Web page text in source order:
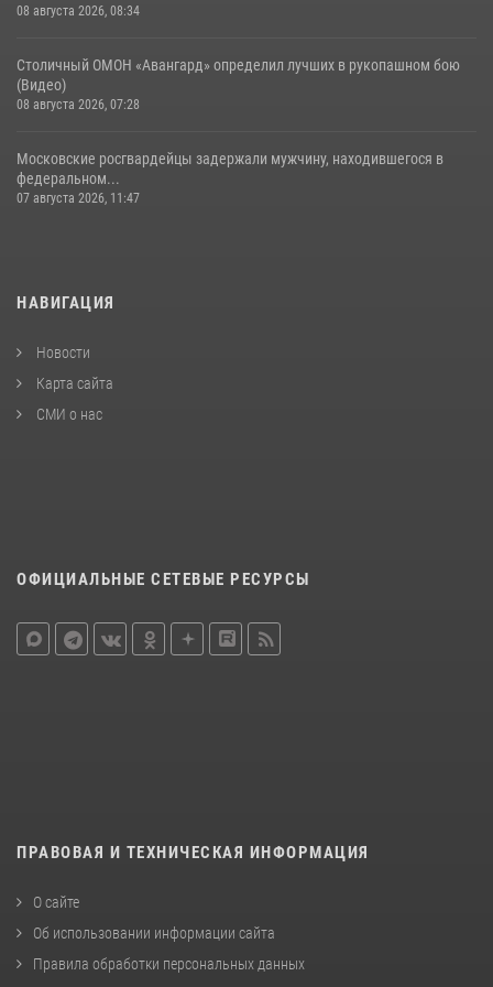
08 августа 2026, 08:34
Столичный ОМОН «Авангард» определил лучших в рукопашном бою
(Видео)
08 августа 2026, 07:28
Московские росгвардейцы задержали мужчину, находившегося в
федеральном...
07 августа 2026, 11:47
НАВИГАЦИЯ
Новости
Карта сайта
СМИ о нас
ОФИЦИАЛЬНЫЕ СЕТЕВЫЕ РЕСУРСЫ
ПРАВОВАЯ И ТЕХНИЧЕСКАЯ ИНФОРМАЦИЯ
О сайте
Об использовании информации сайта
Правила обработки персональных данных